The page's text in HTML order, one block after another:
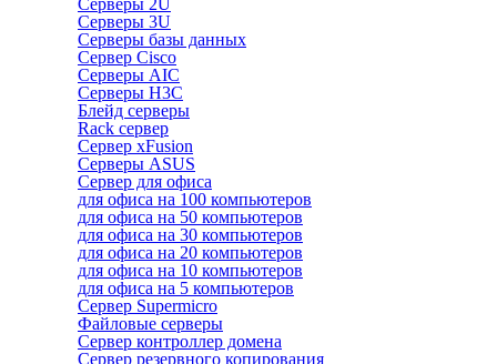
Серверы 2U
Серверы 3U
Серверы базы данных
Сервер Cisco
Серверы AIC
Серверы H3C
Блейд серверы
Rack сервер
Сервер xFusion
Серверы ASUS
Сервер для офиса
для офиса на 100 компьютеров
для офиса на 50 компьютеров
для офиса на 30 компьютеров
для офиса на 20 компьютеров
для офиса на 10 компьютеров
для офиса на 5 компьютеров
Сервер Supermicro
Файловые серверы
Сервер контроллер домена
Сервер резервного копирования